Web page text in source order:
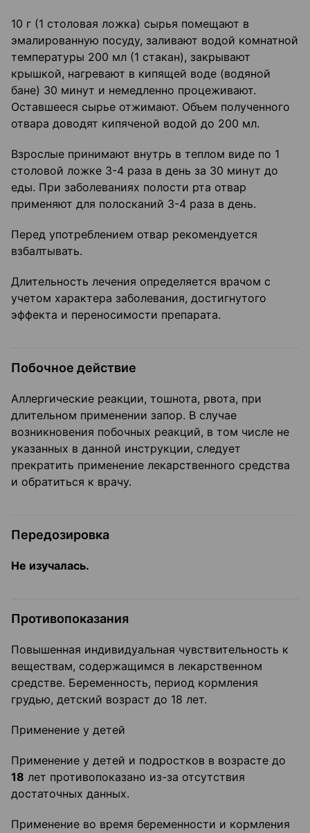
10 г (1 столовая ложка) сырья помещают в
эмалированную посуду, заливают водой комнатной
температуры 200 мл (1 стакан), закрывают
крышкой, нагревают в кипящей воде (водяной
бане) 30 минут и немедленно процеживают.
Оставшееся сырье отжимают. Объем полученного
отвара доводят кипяченой водой до 200 мл.
Взрослые принимают внутрь в теплом виде по 1
столовой ложке 3-4 раза в день за 30 минут до
еды. При заболеваниях полости рта отвар
применяют для полосканий 3-4 раза в день.
Перед употреблением отвар рекомендуется
взбалтывать.
Длительность лечения определяется врачом с
учетом характера заболевания, достигнутого
эффекта и переносимости препарата.
Побочное действие
Аллергические реакции, тошнота, рвота, при
длительном применении запор. В случае
возникновения побочных реакций, в том числе не
указанных в данной инструкции, следует
прекратить применение лекарственного средства
и обратиться к врачу.
Передозировка
Не изучалась.
Противопоказания
Повышенная индивидуальная чувствительность к
веществам, содержащимся в лекарственном
средстве. Беременность, период кормления
грудью, детский возраст до 18 лет.
Применение у детей
Применение у детей и подростков в возрасте до
18 лет противопоказано из-за отсутствия
достаточных данных.
Применение во время беременности и кормления